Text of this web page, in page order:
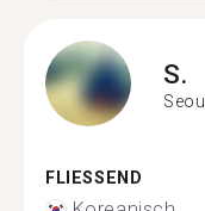
S.
Seoul
FLIESSEND